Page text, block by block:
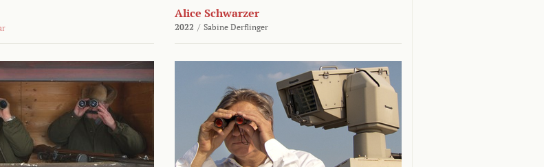
Alice Schwarzer
2022 / Sabine Derflinger